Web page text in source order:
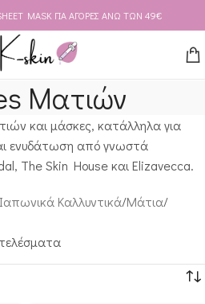
MASK ΓΙΑ ΑΓΟΡΕΣ ΑΝΩ ΤΩΝ 49€
Ματιών
και μάσκες, κατάλληλα για
ενυδάτωση από γνωστά
The Skin House και Elizavecca.
Καλλυντικά Μάτια